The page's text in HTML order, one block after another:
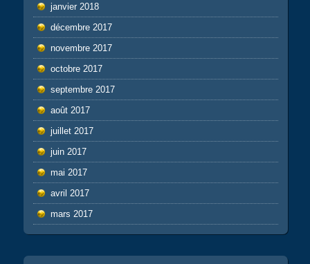
janvier 2018
décembre 2017
novembre 2017
octobre 2017
septembre 2017
août 2017
juillet 2017
juin 2017
mai 2017
avril 2017
mars 2017